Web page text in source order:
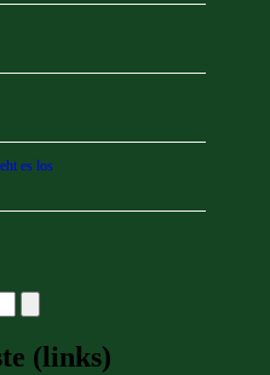
es los
(links)